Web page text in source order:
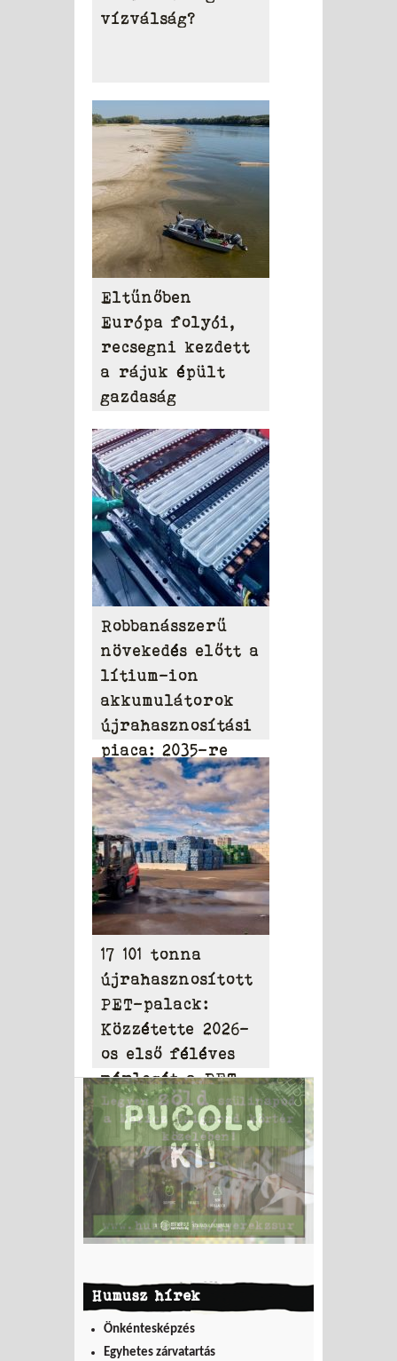
vízválság?
Eltűnőben
Európa folyói,
recsegni kezdett
a rájuk épült
gazdaság
Robbanásszerű
növekedés előtt a
lítium-ion
akkumulátorok
újrahasznosítási
piaca: 2035-re
elérheti a 31,95
milliárd dollárt
17 101 tonna
újrahasznosított
PET-palack:
Közzétette 2026-
os első féléves
mérlegét a PET
to PET
Humusz hírek
Önkéntesképzés
Egyhetes zárvatartás